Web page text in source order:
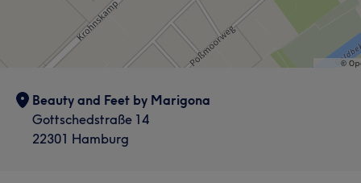
Beauty and Feet by Marigona
Gottschedstraße 14
22301 Hamburg